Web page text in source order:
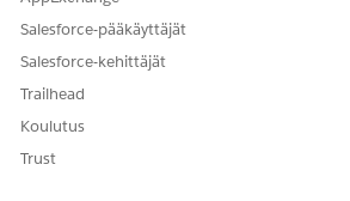
Salesforce-pääkäyttäjät
Salesforce-kehittäjät
Trailhead
Koulutus
Trust